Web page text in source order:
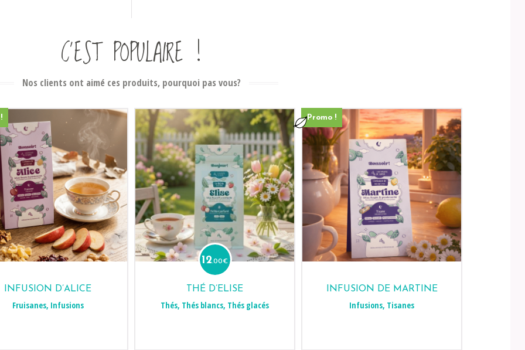
C’EST POPULAIRE !
Nos clients ont aimé ces produits, pourquoi pas vous?
INFUSION D’ALICE
Fruisanes, Infusions
12.00€
THÉ D’ELISE
Thés, Thés blancs, Thés glacés
Promo !
INFUSION DE MARTINE
Infusions, Tisanes